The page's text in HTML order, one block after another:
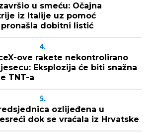
u smeću: Očajna
iz Italije uz pomoć
dobitni listić
4.
ove rakete nekontrolirano
Eksplozija će biti snažna
TNT-a
5.
ozlijeđena u
dok se vraćala iz Hrvatske